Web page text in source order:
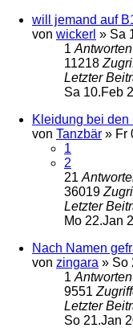
will jemand auf
von wickerl » Sa
1 Antworten
11218
Letzter
Sa 10.Feb
Kleidung bei den
von Tanzbär » Fr
1
2
21
36019
Letzter
Mo 22.Jan
Nach Namen
von zingara » So
1 Antworten
9551
Letzter
So 21.Jan